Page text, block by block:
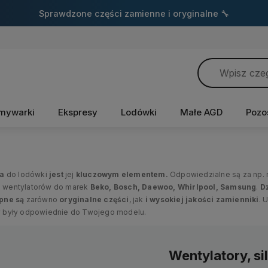
Sprawdzone części zamienne i oryginalne 🔧
Ekspresy Lodówki Małe AGD
do lodówki jestjej kluczowym elementem. Odpowiedzialne są za
wentylatorów do marek Beko, Bosch, Daewoo, Whirlpool, Samsung.
są zarówno oryginalne części , jak i wysokiej jakości zamienniki .
były odpowiednie do Twojego modelu.
Wentylatory,